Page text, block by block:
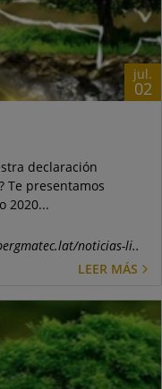
jul.
02
declaración
Te presentamos
2020...
noticias-li..
LEER MÁS